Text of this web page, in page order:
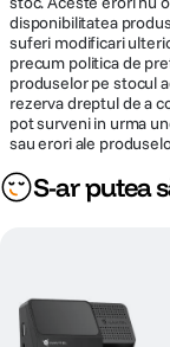
Format
Baterie interna
minute)
Dimensiuni 82
Greutate 104 g
Rolul bateriei este de
disponibilitatea
suferi modificari
precum politica de
produselor pe stocul
rezerva dreptul de a
pot surveni in urma
sau erori ale
S-ar putea